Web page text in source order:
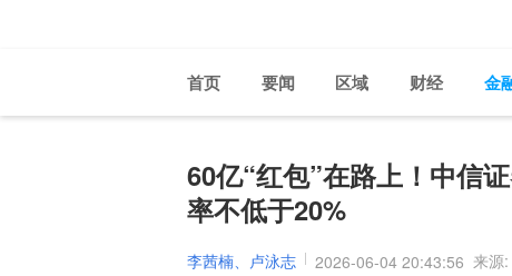
首页 要闻 区域 财经 金
60亿“红包”在路上！中信
率不低于20%
李茜楠、卢泳志 2026-06-04 20:43:56 来源